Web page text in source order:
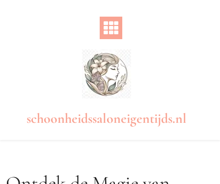
schoonheidssaloneigentijds.nl